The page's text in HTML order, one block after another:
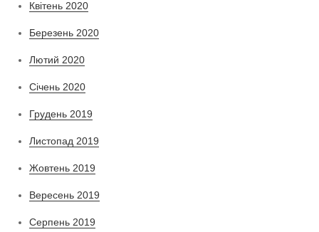
Квітень 2020
Березень 2020
Лютий 2020
Січень 2020
Грудень 2019
Листопад 2019
Жовтень 2019
Вересень 2019
Серпень 2019